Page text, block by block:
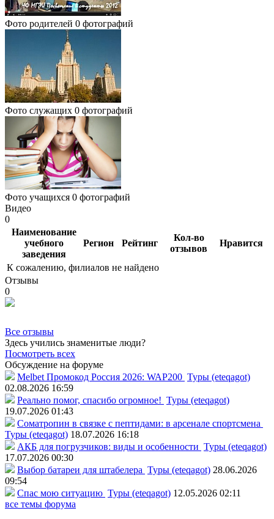
Фото родителей 0 фотографий
Фото служащих 0 фотографий
Фото учащихся 0 фотографий
Видео
0
Наименование
учебного
заведения
Регион Рейтинг
Кол-во
отзывов
Нравится
К сожалению, филиалов не найдено
Отзывы
0
Все отзывы
Здесь учились знаменитые люди?
Посмотреть всех
Обсуждение на форуме
Melbet Промокод Россия 2026: WAP200 Туры (eteqagot)
02.08.2026 16:59
Реально помог, спасибо огромное! Туры (eteqagot)
19.07.2026 01:43
Соматропин в связке с пептидами: в арсенале спортсмена
Туры (eteqagot) 18.07.2026 16:18
АКБ для погрузчиков: виды и особенности Туры (eteqagot)
17.07.2026 00:30
Выбор батареи для штабелера Туры (eteqagot) 28.06.2026
09:54
Спас мою ситуацию Туры (eteqagot) 12.05.2026 02:11
все темы форума